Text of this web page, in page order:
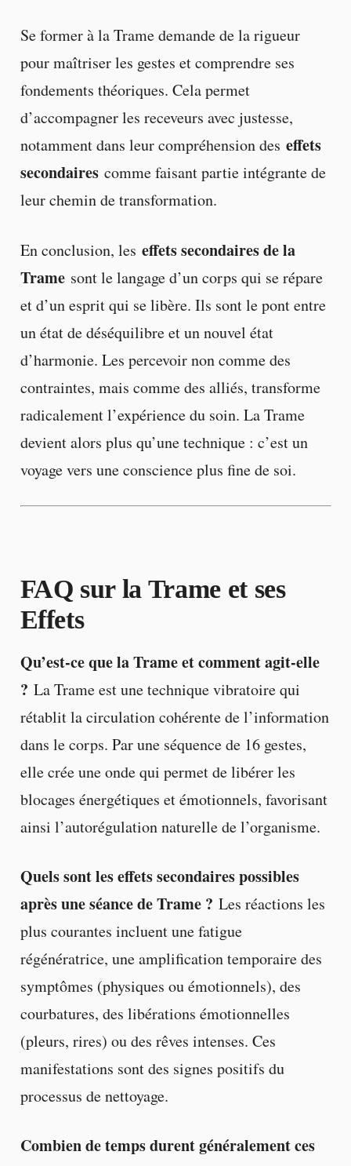
Se former à la Trame demande de la rigueur
pour maîtriser les gestes et comprendre ses
fondements théoriques. Cela permet
d’accompagner les receveurs avec justesse,
notamment dans leur compréhension des effets
secondairescomme faisant partie intégrante de
leur chemin de transformation.
En conclusion, les effets secondaires de la
Tramesont le langage d’un corps qui se répare
et d’un esprit qui se libère. Ils sont le pont entre
un état de déséquilibre et un nouvel état
d’harmonie. Les percevoir non comme des
contraintes, mais comme des alliés, transforme
radicalement l’expérience du soin. La Trame
devient alors plus qu’une technique : c’est un
voyage vers une conscience plus fine de soi.
FAQ sur la Trame et ses
Effets
Qu’est-ce que la Trame et comment agit-elle
? La Trame est une technique vibratoire qui
rétablit la circulation cohérente de l’information
dans le corps. Par une séquence de 16 gestes,
elle crée une onde qui permet de libérer les
blocages énergétiques et émotionnels, favorisant
ainsi l’autorégulation naturelle de l’organisme.
Quels sont les effets secondaires possibles
après une séance de Trame ? Les réactions les
plus courantes incluent une fatigue
régénératrice, une amplification temporaire des
symptômes (physiques ou émotionnels), des
courbatures, des libérations émotionnelles
(pleurs, rires) ou des rêves intenses. Ces
manifestations sont des signes positifs du
processus de nettoyage.
Combien de temps durent généralement ces